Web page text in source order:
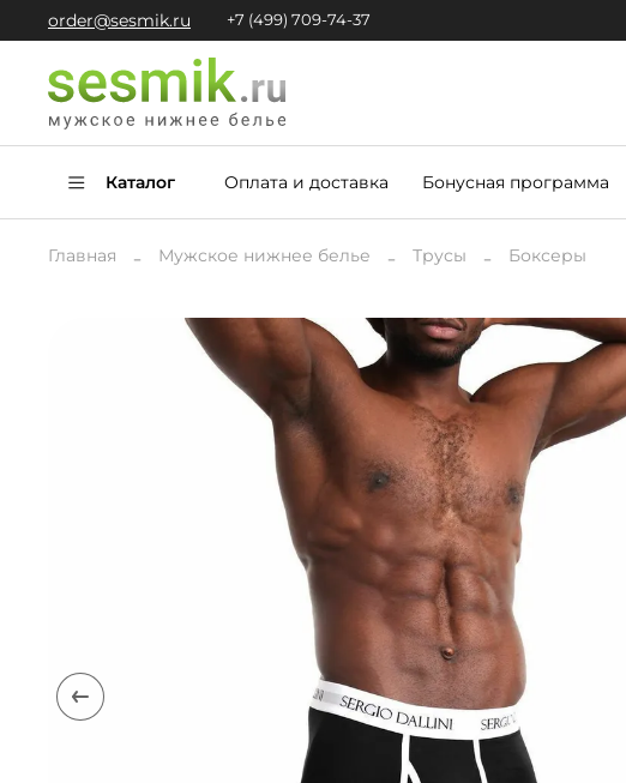
order@sesmik.ru +7 (499) 709-74-37
Каталог Оплата и доставка Бонусная программа
Главная Мужское нижнее белье Трусы Боксеры